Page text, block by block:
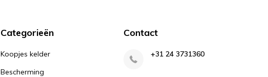
Categorieën
Koopjes kelder
Bescherming
Contact
+31 24 3731360